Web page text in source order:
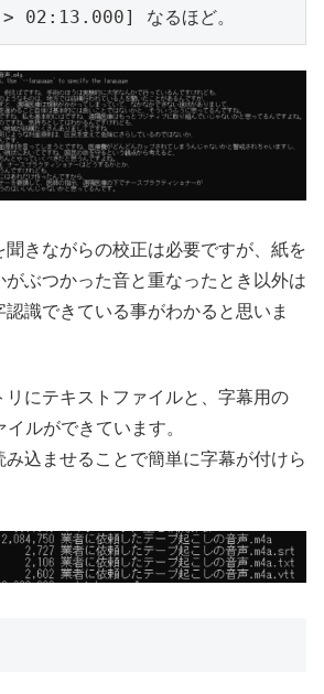
なるほど。
きながらの校正は必要ですが、紙を
ぶつかった音と重なったとき以外は
識できている事がわかると思いま
リにテキストファイルと、字幕用の
ルができています。
込ませることで簡単に字幕が付けら